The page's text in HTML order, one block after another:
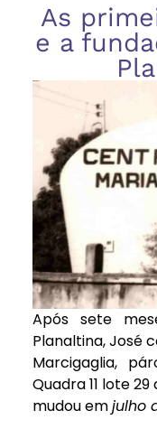
As
e a
Após sete
Planaltina, José
Marcigaglia,
Quadra 11 lote
mudou emjulho